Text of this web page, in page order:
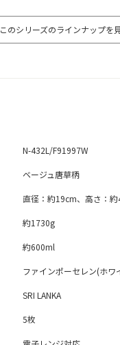
このシリーズのラインナップを
N-432L/F91997W
ベージュ唐草柄
直径：約19cm、高さ：
約1730g
約600ml
ファインポーセレン(ホワ
SRI LANKA
5枚